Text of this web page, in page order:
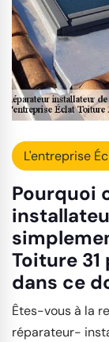
L'entreprise
Pourquoi
Toiture
dans ce
Êtes-vous à la
réparateur-